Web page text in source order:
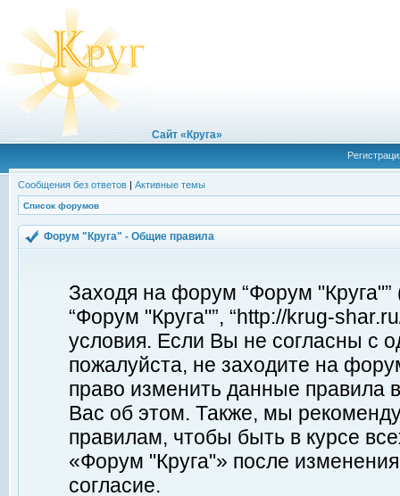
Сайт «Круга»
Сообщения без ответов | Активные темы
Список форумов
Форум "Круга" - Общие правила
Заходя на форум “Форум
“Форум "Круга"”, “http://krug-
условия. Если Вы не согласны с
пожалуйста, не заходите на
право изменить данные правила
Вас об этом. Также, мы
правилам, чтобы быть в курсе
«Форум "Круга"» после
согласие.